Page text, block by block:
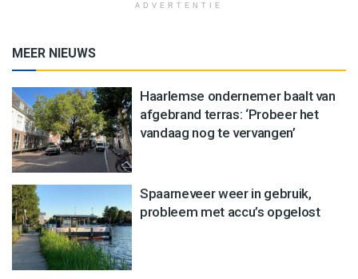
ADVERTENTIE
MEER NIEUWS
Haarlemse ondernemer baalt van
afgebrand terras: ‘Probeer het
vandaag nog te vervangen’
Spaarneveer weer in gebruik,
probleem met accu’s opgelost